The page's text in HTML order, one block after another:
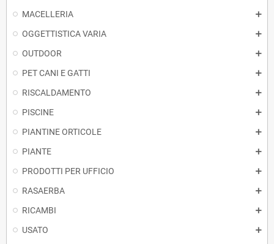
MACELLERIA
OGGETTISTICA VARIA
OUTDOOR
PET CANI E GATTI
RISCALDAMENTO
PISCINE
PIANTINE ORTICOLE
PIANTE
PRODOTTI PER UFFICIO
RASAERBA
RICAMBI
USATO